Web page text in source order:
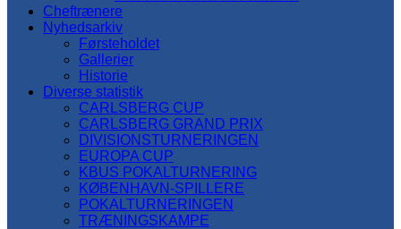
Cheftrænere
Nyhedsarkiv
Førsteholdet
Gallerier
Historie
Diverse statistik
CARLSBERG CUP
CARLSBERG GRAND PRIX
DIVISIONSTURNERINGEN
EUROPA CUP
KBUS POKALTURNERING
KØBENHAVN-SPILLERE
POKALTURNERINGEN
TRÆNINGSKAMPE